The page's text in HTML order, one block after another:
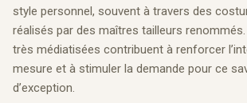
style personnel, souvent à travers des
réalisés par des maîtres tailleurs
très médiatisées contribuent à renforcer
mesure et à stimuler la demande pour ce
d’exception.